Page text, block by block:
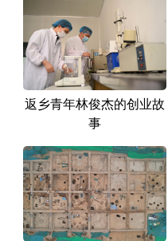
返乡青年林俊杰的创业故
事